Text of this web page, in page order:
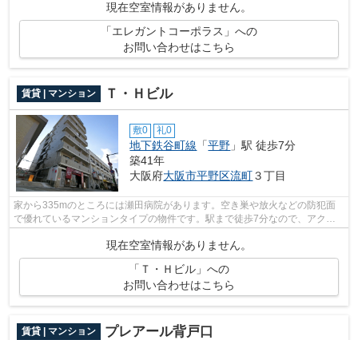
現在空室情報がありません。
「エレガントコーポラス」への
お問い合わせはこちら
賃貸 | マンション Ｔ・Ｈビル
敷0 礼0
地下鉄谷町線 「平野 」駅 徒歩7分
築41年
大阪府大阪市平野区流町３丁目
家から335mのところには瀬田病院があります。空き巣や放火などの防犯面
で優れているマンションタイプの物件です。駅まで徒歩7分なので、アクセ
現在空室情報がありません。
「Ｔ・Ｈビル」への
お問い合わせはこちら
賃貸 | マンション プレアール背戸口